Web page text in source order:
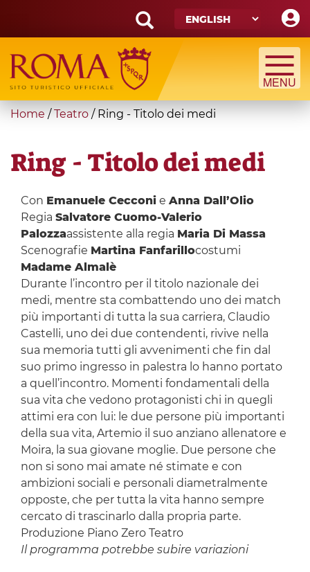
main
content
Search
form
Search
You
here
Home / Teatro / Ring - Titolo dei medi
Ring - Titolo dei medi
Con Emanuele Cecconie Anna Dall’Olio
Regia Salvatore Cuomo-Valerio
Palozzaassistente alla regia Maria Di Massa
Scenografie Martina Fanfarillocostumi
Madame Almalè
Durante l’incontro per il titolo nazionale dei
medi, mentre sta combattendo uno dei match
più importanti di tutta la sua carriera, Claudio
Castelli, uno dei due contendenti, rivive nella
sua memoria tutti gli avvenimenti che fin dal
suo primo ingresso in palestra lo hanno portato
a quell’incontro. Momenti fondamentali della
sua vita che vedono protagonisti chi in quegli
attimi era con lui: le due persone più importanti
della sua vita, Artemio il suo anziano allenatore e
Moira, la sua giovane moglie. Due persone che
non si sono mai amate né stimate e con
ambizioni sociali e personali diametralmente
opposte, che per tutta la vita hanno sempre
cercato di trascinarlo dalla propria parte.
Produzione Piano Zero Teatro
Il programma potrebbe subire variazioni